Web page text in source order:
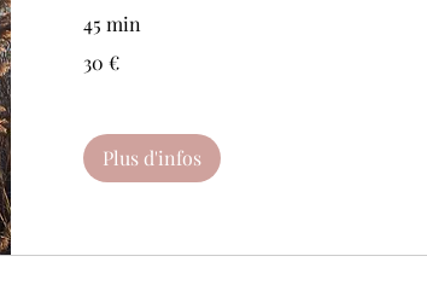
45 min
euros
30 €
Plus d'infos